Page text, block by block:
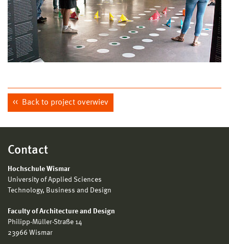
Back to project overwiev
Contact
Hochschule Wismar
University of Applied Sciences
Technology, Business and Design
Faculty of Architecture and Design
Philipp-Müller-Straße 14
23966 Wismar